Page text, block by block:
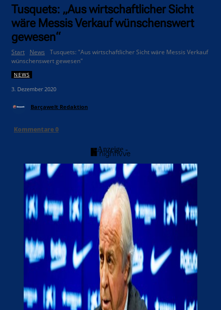
Tusquets: „Aus wirtschaftlicher Sicht
wäre Messis Verkauf wünschenswert
gewesen“
Start News
Tusquets: "Aus wirtschaftlicher Sicht wäre Messis Verkauf
wünschenswert gewesen"
NEWS
3. Dezember 2020
Barçawelt Redaktion
Kommentare0
- Anzeige -